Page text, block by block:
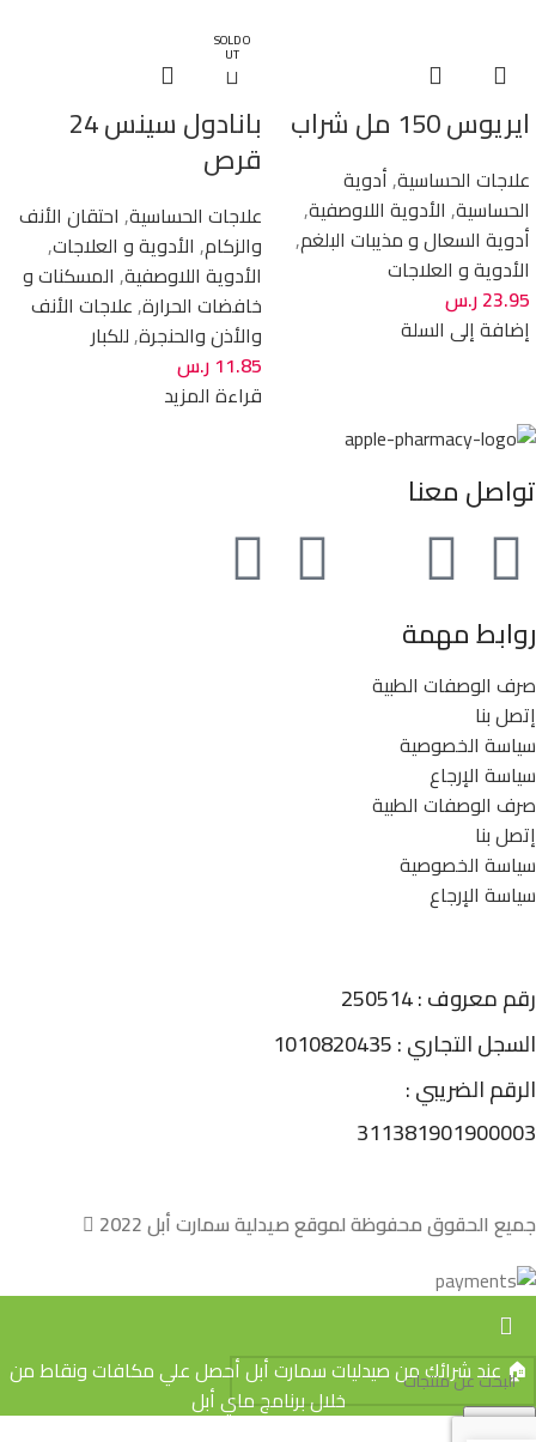
ايريوس 150 مل شراب
علاجات الحساسية,أدوية
الحساسية, الأدوية اللاوصفية,
أدوية السعال و مذيبات البلغم,
الأدوية و العلاجات
23.95ر.س
إضافة إلى السلة
SOLD O
UT
بانادول سينس 24
قرص
علاجات الحساسية, احتقان الأنف
والزكام, الأدوية و العلاجات,
الأدوية اللاوصفية, المسكنات و
خافضات الحرارة,علاجات الأنف
والأذن والحنجرة,للكبار
11.85 ر.س
قراءة المزيد
تواصل معنا
روابط مهمة
صرف الوصفات الطبية
إتصل بنا
سياسة الخصوصية
سياسة الإرجاع
صرف الوصفات الطبية
إتصل بنا
سياسة الخصوصية
سياسة الإرجاع
رقم معروف : 250514
السجل التجاري : 1010820435
الرقم الضريبي :
311381901900003
جميع الحقوق محفوظة لموقع صيدلية سمارت أبل 2022
Search
🏠 عند شرائك من صيدليات سمارت أبل أحصل علي مكافات ونقاط من
خلال برنامج ماي أبل